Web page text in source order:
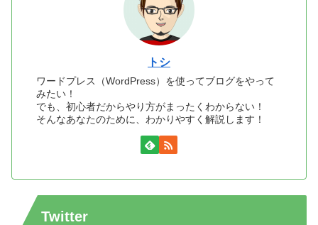
トシ
ワードプレス（WordPress）を使ってブログをやって
みたい！
でも、初心者だからやり方がまったくわからない！
そんなあなたのために、わかりやすく解説します！
Twitter